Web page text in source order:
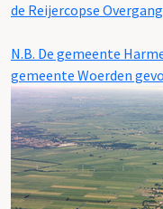
de Reijercopse
N.B. De gemeente
gemeente Woerden